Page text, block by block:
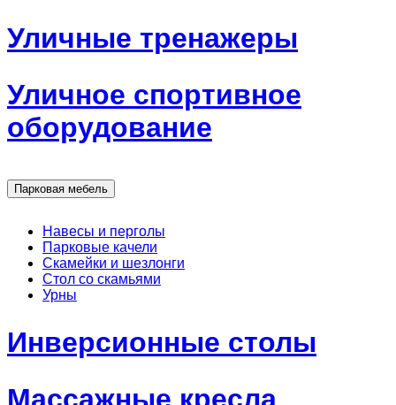
Уличные тренажеры
Уличное спортивное
оборудование
Парковая мебель
Навесы и перголы
Парковые качели
Скамейки и шезлонги
Стол со скамьями
Урны
Инверсионные столы
Массажные кресла